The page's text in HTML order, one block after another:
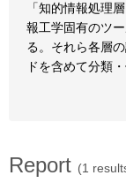
「知的情報処理
報工学固有のツ
る。それら各層
ドを含めて分類
Report (1